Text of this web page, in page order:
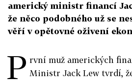
americký ministr financí
že něco podobného už se
věří v opětovné oživení
P rvní muž amerických
Ministr Jack Lew tvrdí,